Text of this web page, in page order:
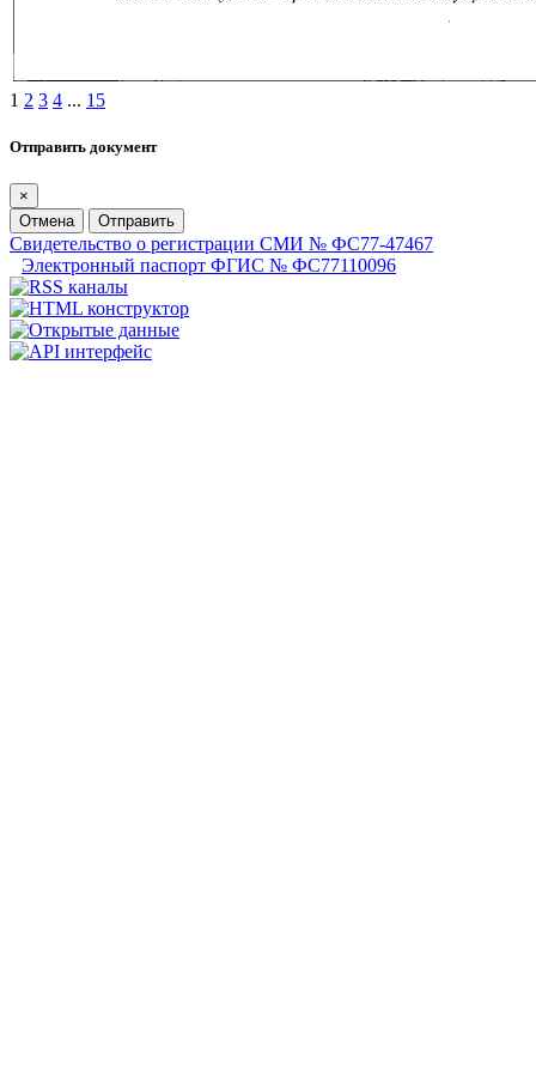
1 2 3 4 ... 15
Отправить документ
×
Отмена
Отправить
Свидетельство о регистрации СМИ № ФС77-47467
Электронный паспорт ФГИС № ФС77110096